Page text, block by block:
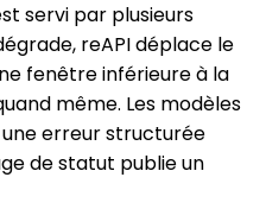
servi par plusieurs
reAPI déplace le
fenêtre inférieure à la
même. Les modèles
erreur structurée
de statut publie un